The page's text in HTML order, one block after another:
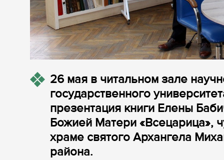
26 мая в читальном зале
государственного
презентация книги Елены
Божией Матери «Всецарица»,
храме святого Архангела
района.